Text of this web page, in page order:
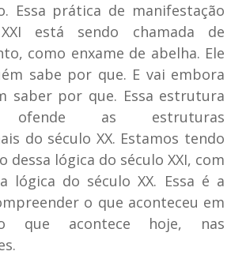
Essa prática de manifestação
está sendo chamada de
como enxame de abelha. Ele
sabe por que. E vai embora
saber por que. Essa estrutura
ofende as estruturas
do século XX. Estamos tendo
dessa lógica do século XXI, com
lógica do século XX. Essa é a
o que aconteceu em
que acontece hoje, nas